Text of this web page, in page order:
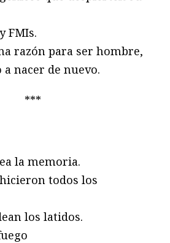
FMIs.
razón para ser hombre,
nacer de nuevo.
***
la memoria.
todos los
los latidos.